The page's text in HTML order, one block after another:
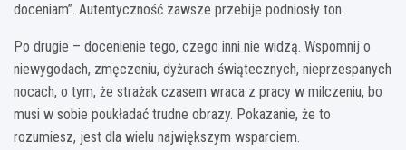
doceniam”. Autentyczność zawsze przebije podniosły ton.
Po drugie – docenienie tego, czego inni nie widzą. Wspomnij o
niewygodach, zmęczeniu, dyżurach świątecznych, nieprzespanych
nocach, o tym, że strażak czasem wraca z pracy w milczeniu, bo
musi w sobie poukładać trudne obrazy. Pokazanie, że to
rozumiesz, jest dla wielu największym wsparciem.